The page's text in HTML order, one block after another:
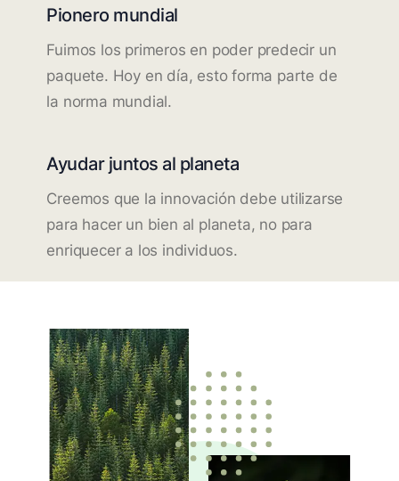
Pionero mundial
Fuimos los primeros en poder predecir un
paquete. Hoy en día, esto forma parte de
la norma mundial.
Ayudar juntos al planeta
Creemos que la innovación debe utilizarse
para hacer un bien al planeta, no para
enriquecer a los individuos.